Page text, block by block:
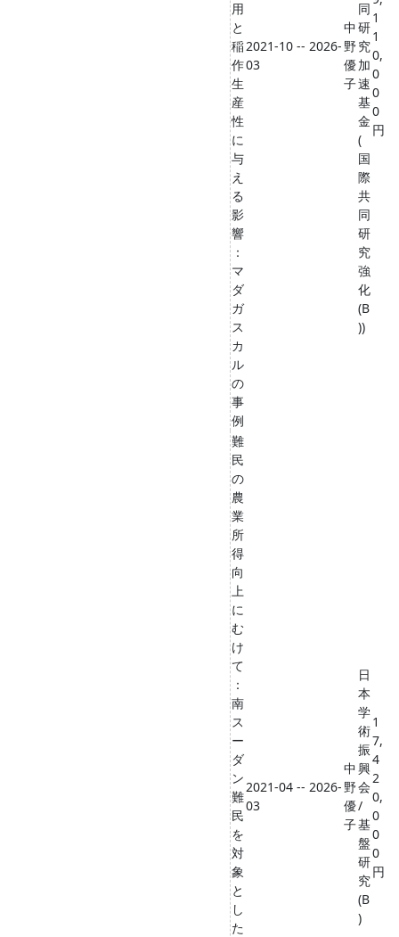
用
と
稲
作
生
産
性
に
与
え
る
影
響
：
マ
ダ
ガ
ス
カ
ル
の
事
例
2021-10 -- 2026-
03
中
野
優
子
同
研
究
加
速
基
金
(
国
際
共
同
研
究
強
化
(B
))
1
1
0,
0
0
0
円
難
民
の
農
業
所
得
向
上
に
む
け
て
：
南
ス
ー
ダ
ン
難
民
を
対
象
と
し
た
2021-04 -- 2026-
03
中
野
優
子
日
本
学
術
振
興
会
/
基
盤
研
究
(B
)
1
7,
4
2
0,
0
0
0
円